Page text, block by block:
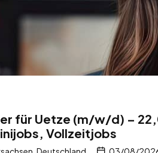
für Uetze (m/w/d) –
Vollzeitjobs